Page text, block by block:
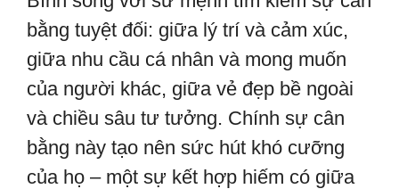
bằng tuyệt đối: giữa lý trí và cảm xúc,
giữa nhu cầu cá nhân và mong muốn
của người khác, giữa vẻ đẹp bề ngoài
và chiều sâu tư tưởng. Chính sự cân
bằng này tạo nên sức hút khó cưỡng
của họ – một sự kết hợp hiếm có giữa